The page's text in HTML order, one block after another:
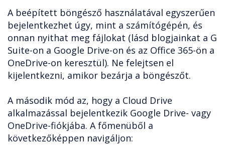
A beépített böngésző használatával egyszerűen
bejelentkezhet úgy, mint a számítógépén, és
onnan nyithat meg fájlokat (lásd blogjainkat a G
Suite-on a Google Drive-on és az Office 365-ön a
OneDrive-on keresztül). Ne felejtsen el
kijelentkezni, amikor bezárja a böngészőt.
A második mód az, hogy a Cloud Drive
alkalmazással bejelentkezik Google Drive- vagy
OneDrive-fiókjába. A főmenüből a
következőképpen navigáljon: